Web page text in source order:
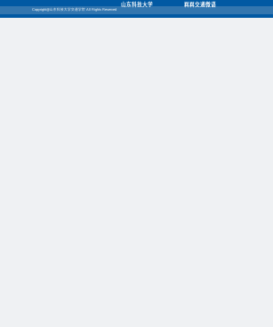
山东科技大学 嵙嵙交通微语
Copyright@山东科技大学交通学院 All Rights Reserved